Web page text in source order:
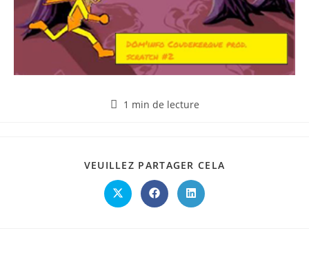
1 min de lecture
VEUILLEZ PARTAGER CELA